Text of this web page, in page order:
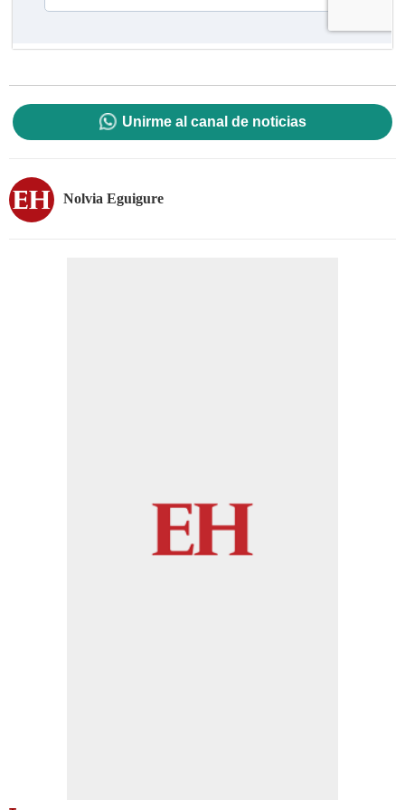
Unirme al canal de noticias
Nolvia Eguigure